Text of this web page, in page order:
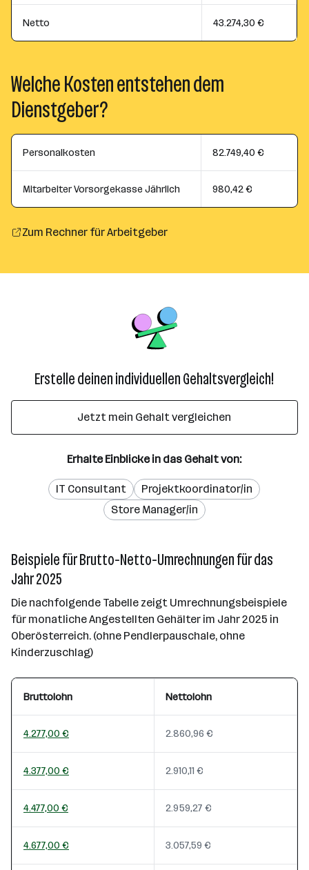
Netto 43.274,30 €
Welche Kosten entstehen dem
Dienstgeber?
Personalkosten 82.749,40 €
Mitarbeiter Vorsorgekasse Jährlich 980,42 €
Zum Rechner für Arbeitgeber
Erstelle deinen individuellen Gehaltsvergleich!
Jetzt mein Gehalt vergleichen
Erhalte Einblicke in das Gehalt von:
IT Consultant
Projektkoordinator/in
Store Manager/in
Beispiele für Brutto-Netto-Umrechnungen für das
Jahr 2025
Die nachfolgende Tabelle zeigt Umrechnungsbeispiele
für monatliche Angestellten Gehälter im Jahr 2025 in
Oberösterreich. (ohne Pendlerpauschale, ohne
Kinderzuschlag)
Bruttolohn Nettolohn
4.277,00 € 2.860,96 €
4.377,00 € 2.910,11 €
4.477,00 € 2.959,27 €
4.677,00 € 3.057,59 €